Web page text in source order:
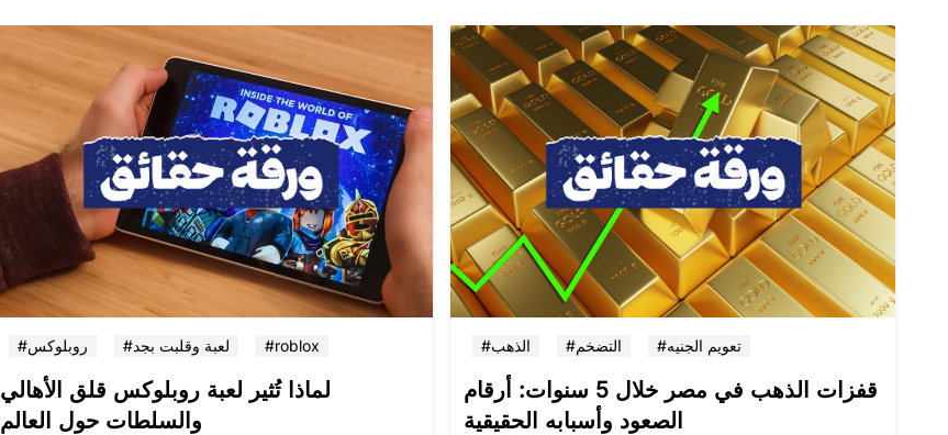
#روبلوكس #لعبة وقلبت بجد #roblox
لماذا تُثير لعبة روبلوكس قلق الأهالي
والسلطات حول العالم
#الذهب #التضخم #تعويم الجنيه
قفزات الذهب في مصر خلال 5 سنوات: أرقام
الصعود وأسبابه الحقيقية